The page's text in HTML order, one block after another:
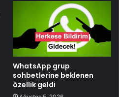
WhatsApp grup
sohbetlerine beklenen
özellik geldi